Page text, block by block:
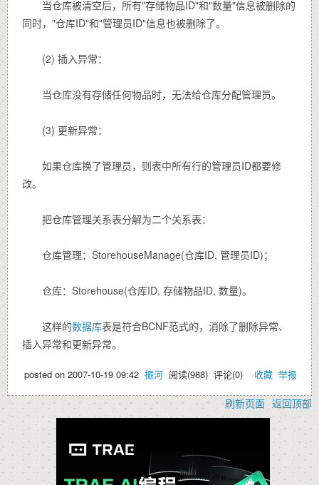
当仓库被清空后，所有"存储物品ID"和"数量"信息被删除的
同时，"仓库ID"和"管理员ID"信息也被删除了。
(2) 插入异常：
当仓库没有存储任何物品时，无法给仓库分配管理员。
(3) 更新异常：
如果仓库换了管理员，则表中所有行的管理员ID都要修
改。
把仓库管理关系表分解为二个关系表：
仓库管理：StorehouseManage(仓库ID, 管理员ID)；
仓库：Storehouse(仓库ID, 存储物品ID, 数量)。
这样的数据库表是符合BCNF范式的，消除了删除异常、
插入异常和更新异常。
posted on 2007-10-19 09:42 振河 阅读(988) 评论(0) 收藏 举报
刷新页面 返回顶部